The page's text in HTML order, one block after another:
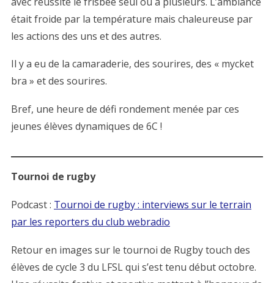
était froide par la température mais chaleureuse par
les actions des uns et des autres.
Il y a eu de la camaraderie, des sourires, des « mycket
bra » et des sourires.
Bref, une heure de défi rondement menée par ces
jeunes élèves dynamiques de 6C !
Tournoi de rugby
Podcast : Tournoi de rugby : interviews sur le terrain
par les reporters du club webradio
Retour en images sur le tournoi de Rugby touch des
élèves de cycle 3 du LFSL qui s’est tenu début octobre.